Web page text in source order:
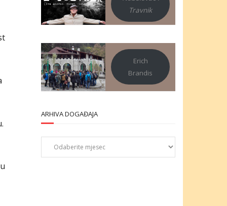
Travnik
Erich
Brandis
ARHIVA DOGAĐAJA
Arhiva
događaja